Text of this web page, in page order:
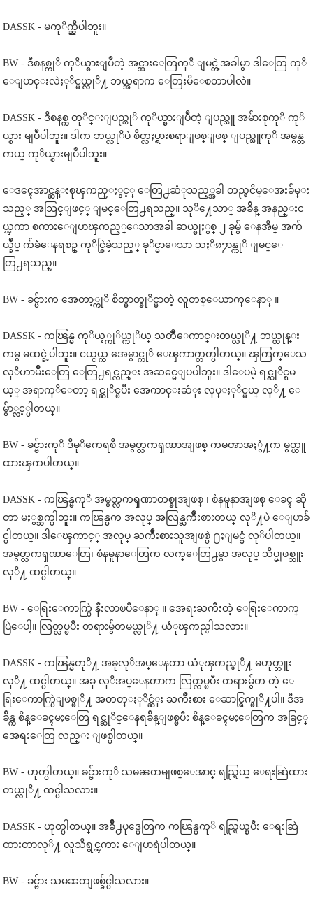
DASSK - မကုိက္ညီပါဘူး။
BW - ဒီစနစ္ကုိ ကုိယ္စားျပဳတဲ့ အင္အားေတြကုိ ျမင္တဲ့အခါမွာ ဒါေတြ ကုိ
ေျပာင္းလဲႏုိင္မယ္လုိ႔ ဘယ္အရာက ေတြးမိေစတာပါလဲ။
DASSK - ဒီစနစ္က တုိင္းျပည္ကုိ ကုိယ္စားျပဳတဲ့ ျပည္သူ အမ်ားစုကုိ ကုိ
ယ္စား မျပဳပါဘူး။ ဒါက ဘယ္လုိပဲ စိတ္လႈပ္ရွားစရာျဖစ္ျဖစ္ ျပည္သူကုိ အမွန္တ
ကယ္ ကုိယ္စားမျပဳပါဘူး။
ေဒၚေအာင္ဆန္းစုၾကည္ႏွင့္ ေတြ႕ဆံုသည့္အခါ တည္ၿငိမ္ေအးခ်မ္း
သည့္ အသြင္ျဖင့္ ျမင္ေတြ႕ရသည္။ သုိ႔ေသာ္ အခ်ိန္ အနည္းင
ယ္ၾကာ စကားေျပာၾကည့္ေသာအခါ ဆယ္စုႏွစ္ ၂ ခုမွ် ေနအိမ္ အက်
ယ္ခ်ဳပ္ က်ခံေနရစဥ္ ကုိင္စြဲခဲ့သည့္ ခုိင္မာေသာ သႏိၷ႒ာန္ကုိ ျမင္ေ
တြ႕ရသည္။
BW - ခင္ဗ်ားက အေတာ့္ကုိ စိတ္ဓာတ္ခုိင္မာတဲ့ လူတစ္ေယာက္ေနာ္ ။
DASSK - ကၽြန္မ ကုိယ့္ကုိယ္ကုိယ္ သတိၱေကာင္းတယ္လုိ႔ ဘယ္တုန္း
ကမွ မထင္ခဲ့ပါဘူး။ ငယ္ငယ္က အေမွာင္ကုိ ေၾကာက္တတ္ပါတယ္။ ၾကြက္ေသ
လုိဟာမ်ဳိးေတြ ေတြ႕ရင္လည္း အဆင္မေျပပါဘူး။ ဒါေပမဲ့ ရင္ဆုိင္ရမ
ယ့္ အရာကုိေတာ့ ရင္ဆုိင္ၿပီး အေကာင္းဆံုး လုပ္ႏုိင္မယ္ လုိ႔ ေ
မွ်ာ္လင့္ပါတယ္။
BW - ခင္ဗ်ားကုိ ဒီမုိကေရစီ အမွတ္လကၡဏာအျဖစ္ ကမၻာအႏွံ႔က မွတ္ယူ
ထားၾကပါတယ္။
DASSK - ကၽြန္မကုိ အမွတ္လကၡဏာတစ္ခုအျဖစ္ ၊ စံနမူနာအျဖစ္ ေခၚ ဆို
တာ မႏွစ္သက္ပါဘူး။ ကၽြန္မက အလုပ္ အလြန္ႀကဳိးစားတယ္ လုိ႔ပဲ ေျပာခ်
င္ပါတယ္။ ဒါေၾကာင့္ အလုပ္ ႀကဳိးစားသူအျဖစ္ပဲ ႐ႈျမင္ခံ လုိပါတယ္။
အမွတ္လကၡဏာေတြ၊ စံနမူနာေတြက လက္ေတြ႕မွာ အလုပ္ သိပ္မျဖစ္ဘူး
လုိ႔ ထင္ပါတယ္။
BW - ေရြးေကာက္ပြဲ နီးလာၿပီေနာ္ ။ အေရးႀကီးတဲ့ ေရြးေကာက္
ပြဲေပါ့။ လြတ္လပ္ၿပီး တရားမွ်တမယ္လုိ႔ ယံုၾကည္ပါသလား။
DASSK - ကၽြန္မတုိ႔ အခုလုိအပ္ေနတာ ယံုၾကည္ဖုိ႔ မဟုတ္ဘူး
လုိ႔ ထင္ပါတယ္။ အခု လုိအပ္ေနတာက လြတ္လပ္ၿပီး တရားမွ်တ တဲ့ ေ
ရြးေကာက္ပြဲျဖစ္ဖုိ႔ အတတ္ႏုိင္ဆံုး ႀကဳိးစား ေဆာင္ရြက္ဖုိ႔ပါ။ ဒီအ
ခ်ိန္က စိန္ေခၚမႈေတြ ရင္ဆုိင္ေနရခ်ိန္ျဖစ္ၿပီး စိန္ေခၚမႈေတြက အခြင့္
အေရးေတြ လည္း ျဖစ္ပါတယ္။
BW - ဟုတ္ပါတယ္။ ခင္ဗ်ားကုိ သမၼတမျဖစ္ေအာင္ ရည္ရြယ္ ေရးဆြဲထား
တယ္လုိ႔ ထင္ပါသလား။
DASSK - ဟုတ္ပါတယ္။ အခ်ဳိ႕ပုဒ္မေတြက ကၽြန္မကုိ ရည္ရြယ္ၿပီး ေရးဆြဲ
ထားတာလုိ႔ လူသိရွင္ၾကား ေျပာရဲပါတယ္။
BW - ခင္ဗ်ား သမၼတျဖစ္ခ်င္ပါသလား။